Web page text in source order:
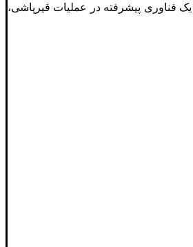
فناوری پیشرفته در عملیات قیرپاشی،